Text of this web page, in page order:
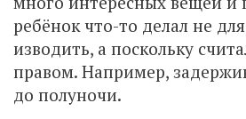
ребёнок что-то делал не
изводить, а поскольку
правом. Например,
до полуночи.